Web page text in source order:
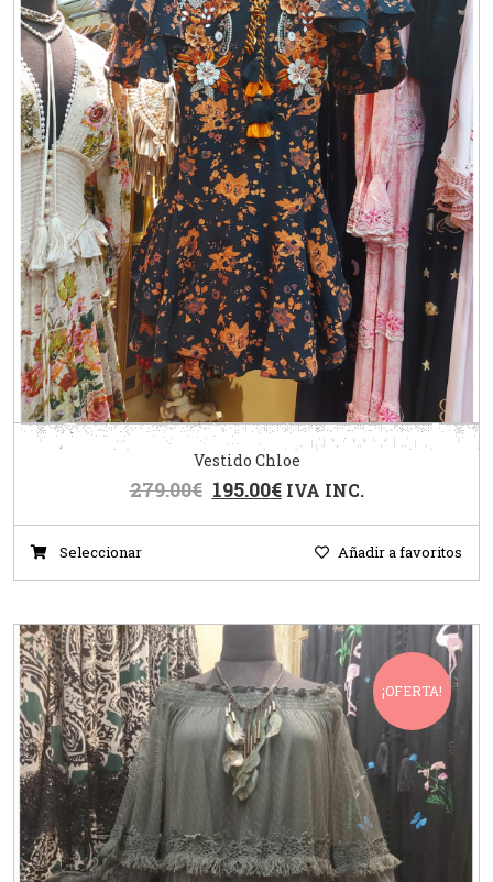
Vestido Chloe
279.00€ 195.00€ IVA INC.
Seleccionar Añadir a favoritos
¡OFERTA!